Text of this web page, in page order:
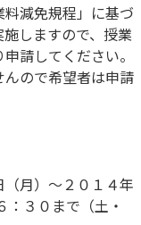
減免規程」に基づ
しますので、授業
請してください。
ので希望者は申請
月）～２０１４年
：３０まで（土・